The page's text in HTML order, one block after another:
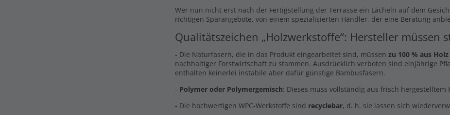
Wer nun nicht erst nach der Fertigstellung der Terrasse ein Lächeln auf dem
richtigen Sparangebote, von einem spezialisierten Händler, der eine Beratung
Qualitätszeichen „Holzwerkstoffe“: Hersteller müssen
- Die Naturfasern, die in das Produkt eingearbeitet sind, müssen zu 100 % aus Holz
nachhaltiger Forstwirtschaft zu stammen. Ausdrücklich verboten sind einjährige
enthalten keinerlei instabile aber dafür günstige Bambusfasern.
- Polymer oder Polymergemisch: Dieses muss vollständig aus frisch hergestelltem
- Die hochwertigen WPC-Werkstoffe sind recyclebar, d. h. sie lassen sich